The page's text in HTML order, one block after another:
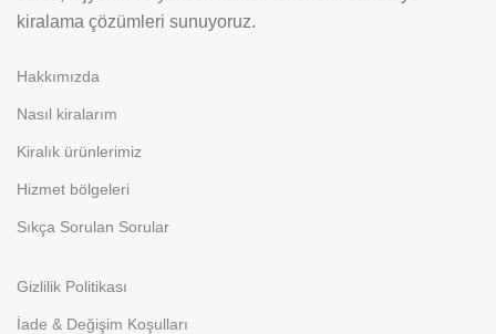
kiralama çözümleri sunuyoruz.
Hakkımızda
Nasıl kiralarım
Kiralık ürünlerimiz
Hizmet bölgeleri
Sıkça Sorulan Sorular
Gizlilik Politikası
İade & Değişim Koşulları